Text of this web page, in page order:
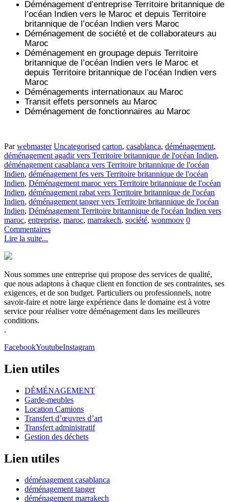
Déménagement d’entreprise Territoire britannique de
l’océan Indien vers le Maroc et depuis Territoire
britannique de l’océan Indien vers Maroc
Déménagement de société et de collaborateurs au
Maroc
Déménagement en groupage depuis Territoire
britannique de l’océan Indien vers le Maroc et
depuis Territoire britannique de l’océan Indien vers
Maroc
Déménagements internationaux au Maroc
Transit effets personnels au Maroc
Déménagement de fonctionnaires au Maroc
Parwebmaster Uncategorised carton, casablanca, déménagement,
déménagement agadir vers Territoire britannique de l'océan Indien,
déménagement casablanca vers Territoire britannique de l'océan
Indien, déménagement fes vers Territoire britannique de l'océan
Indien, Déménagement maroc vers Territoire britannique de l'océan
Indien, déménagement rabat vers Territoire britannique de l'océan
Indien, déménagement tanger vers Territoire britannique de l'océan
Indien, Déménagement Territoire britannique de l'océan Indien vers
maroc, entreprise, maroc, marrakech, société, wonmoov 0
Commentaires
Lire la suite...
Nous sommes une entreprise qui propose des services de qualité,
que nous adaptons à chaque client en fonction de ses contraintes, ses
exigences, et de son budget. Particuliers ou professionnels, notre
savoir-faire et notre large expérience dans le domaine est à votre
service pour réaliser votre déménagement dans les meilleures
conditions.
.
FacebookYoutubeInstagram
Lien utiles
DÉMÉNAGEMENT
Garde-meubles
Location Camions
Transfert d’œuvres d’art
Transfert administratif
Gestion des déchets
Lien utiles
déménagement casablanca
déménagement tanger
déménagement marrakech